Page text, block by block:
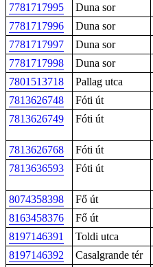
7781717995
Duna sor
7781717996
Duna sor
7781717997
Duna sor
7781717998
Duna sor
7801513718
Pallag utca
7813626748
Fóti út
7813626749
Fóti út
7813626768 Fóti út
7813636593
Fóti út
8074358398 Fő út
8163458376
Fő út
8197146391
Toldi utca
8197146392
Casalgrande tér